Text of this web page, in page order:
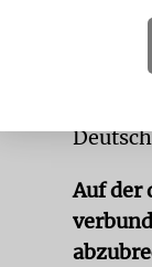
mit
Seite
mich,
Auf der